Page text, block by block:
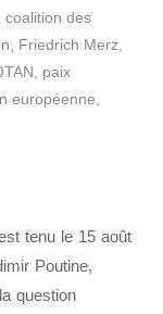
coalition des
Friedrich Merz
paix
européenne
tenu le 15 août
Poutine,
question